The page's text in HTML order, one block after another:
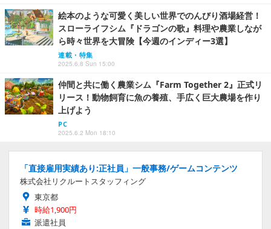
絵本のような可愛く美しい世界でのんびり酒場経営！
スローライフシム『ドラゴンの歌』料理や農業しなが
ら時々世界を大冒険【今週のインディー3選】
連載・特集
2025.6.8 Sun 15:00
仲間と共に働く農業シム『Farm Together 2』正式リ
リース！動物飼育に魚の養殖、手広く巨大農場を作り
上げよう
PC
2025.6.2 Mon 18:10
「直接雇用実績あり:正社員」一般事務/ゲームコンテンツ
株式会社リクルートスタッフィング
東京都
時給1,900円
派遣社員